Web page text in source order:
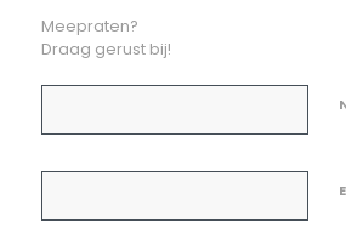
Meepraten?
Draag gerust bij!